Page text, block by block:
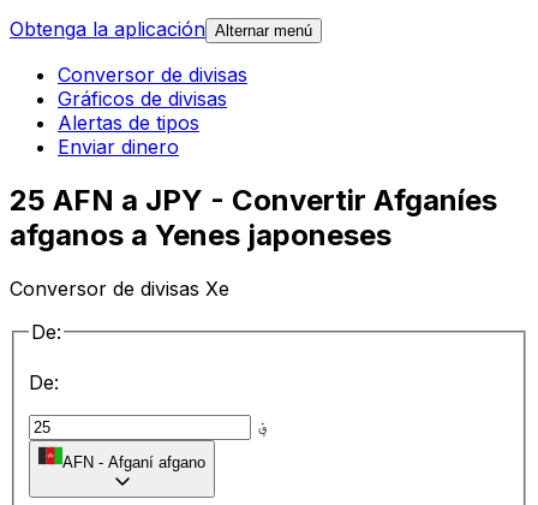
Obtenga la aplicación Alternar menú
Conversor de divisas
Gráficos de divisas
Alertas de tipos
Enviar dinero
25 AFN a JPY - Convertir Afganíes
afganos a Yenes japoneses
Conversor de divisas Xe
De:
De:
؋
AFN - Afganí afgano